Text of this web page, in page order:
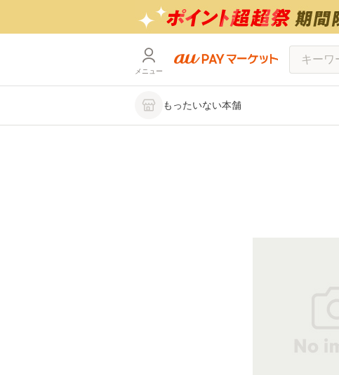
メニュー
もったいない本舗